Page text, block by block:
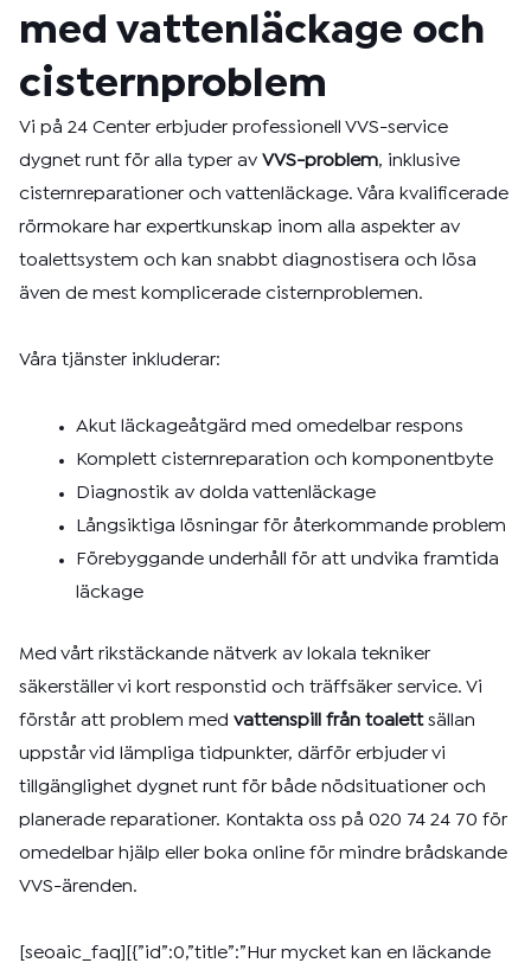
med vattenläckage och
cisternproblem
Vi på 24 Center erbjuder professionell VVS-service
dygnet runt för alla typer av VVS-problem, inklusive
cisternreparationer och vattenläckage. Våra kvalificerade
rörmokare har expertkunskap inom alla aspekter av
toalettsystem och kan snabbt diagnostisera och lösa
även de mest komplicerade cisternproblemen.
Våra tjänster inkluderar:
Akut läckageåtgärd med omedelbar respons
Komplett cisternreparation och komponentbyte
Diagnostik av dolda vattenläckage
Långsiktiga lösningar för återkommande problem
Förebyggande underhåll för att undvika framtida
läckage
Med vårt rikstäckande nätverk av lokala tekniker
säkerställer vi kort responstid och träffsäker service. Vi
förstår att problem med vattenspill från toalettsällan
uppstår vid lämpliga tidpunkter, därför erbjuder vi
tillgänglighet dygnet runt för både nödsituationer och
planerade reparationer. Kontakta oss på 020 74 24 70 för
omedelbar hjälp eller boka online för mindre brådskande
VVS-ärenden.
[seoaic_faq][{”id”:0,”title”:”Hur mycket kan en läckande